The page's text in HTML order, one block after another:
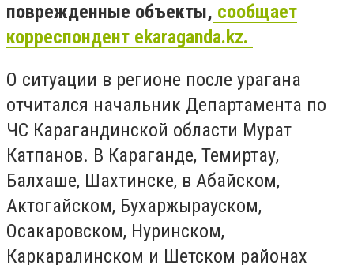
поврежденные объекты, сообщает
корреспондент ekaraganda.kz.
О ситуации в регионе после урагана
отчитался начальник Департамента по
ЧС Карагандинской области Мурат
Катпанов. В Караганде, Темиртау,
Балхаше, Шахтинске, в Абайском,
Актогайском, Бухаржырауском,
Осакаровском, Нуринском,
Каркаралинском и Шетском районах